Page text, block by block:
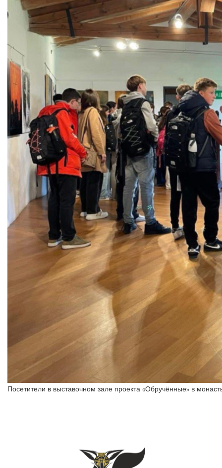
Посетители в выставочном зале проекта «Обручённые» в